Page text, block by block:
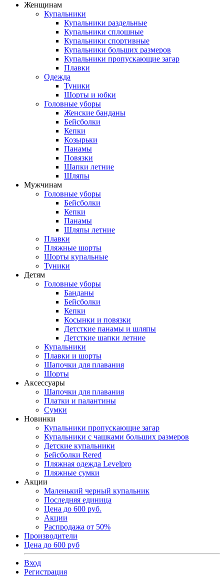
Женщинам
Купальники
Купальники раздельные
Купальники сплошные
Купальники спортивные
Купальники больших размеров
Купальники пропускающие загар
Плавки
Одежда
Туники
Шорты и юбки
Головные уборы
Женские банданы
Бейсболки
Кепки
Козырьки
Панамы
Повязки
Шапки летние
Шляпы
Мужчинам
Головные уборы
Бейсболки
Кепки
Панамы
Шляпы летние
Плавки
Пляжные шорты
Шорты купальные
Туники
Детям
Головные уборы
Банданы
Бейсболки
Кепки
Косынки и повязки
Детсткие панамы и шляпы
Детсткие шапки летние
Купальники
Плавки и шорты
Шапочки для плавания
Шорты
Аксессуары
Шапочки для плавания
Платки и палантины
Сумки
Новинки
Купальники пропускающие загар
Купальники с чашками больших размеров
Детские купальники
Бейсболки Rered
Пляжная одежда Levelpro
Пляжные сумки
Акции
Маленький черный купальник
Последняя единица
Цена до 600 руб.
Акции
Распродажа от 50%
Производители
Цена до 600 руб
Вход
Регистрация